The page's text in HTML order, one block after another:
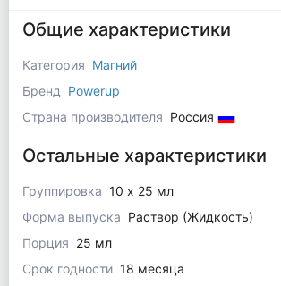
Общие характеристики
Категория Магний
Бренд
Powerup
Страна производителя Россия
Остальные характеристики
Группировка 10 х 25 мл
Форма выпуска Раствор (Жидкость)
Порция 25 мл
Срок годности 18 месяца